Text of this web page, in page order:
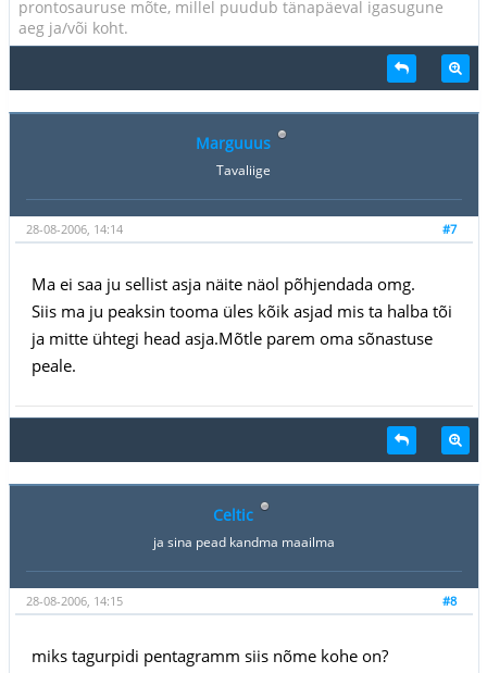
prontosauruse mõte, millel puudub tänapäeval igasugune
aeg ja/või koht.
Marguuus
Tavaliige
#7
28-08-2006, 14:14
Ma ei saa ju sellist asja näite näol põhjendada omg.
Siis ma ju peaksin tooma üles kõik asjad mis ta halba tõi
ja mitte ühtegi head asja.Mõtle parem oma sõnastuse
peale.
Celtic
ja sina pead kandma maailma
#8
28-08-2006, 14:15
miks tagurpidi pentagramm siis nõme kohe on?